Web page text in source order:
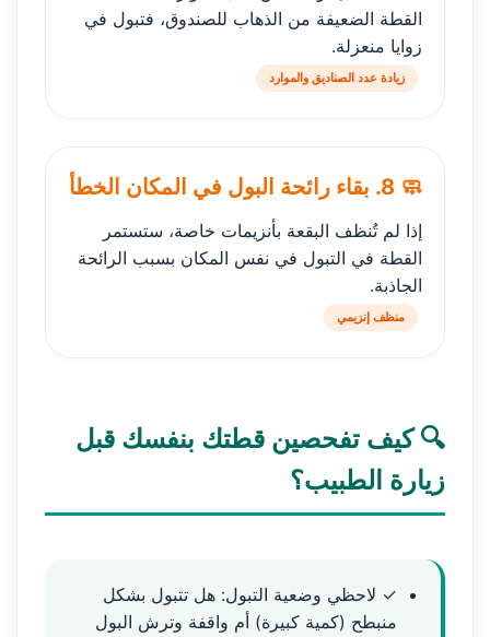
القطة الضعيفة من الذهاب للصندوق، فتبول في
زوايا منعزلة.
زيادة عدد الصناديق والموارد
🧼 8. بقاء رائحة البول في المكان الخطأ
إذا لم تُنظف البقعة بأنزيمات خاصة، ستستمر
القطة في التبول في نفس المكان بسبب الرائحة
الجاذبة.
منظف إنزيمي
🔍 كيف تفحصين قطتك بنفسك قبل
زيارة الطبيب؟
✓ لاحظي وضعية التبول: هل تتبول بشكل
منبطح (كمية كبيرة) أم واقفة وترش البول